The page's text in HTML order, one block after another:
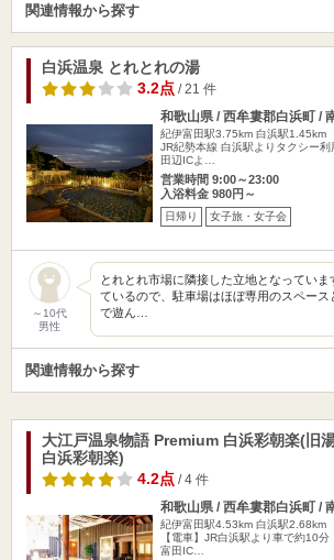
関連情報から探す
白浜温泉 とれとれの湯
3.2点/ 21 件
和歌山県 / 西牟婁郡白浜町 /
紀伊富田駅3.75km 白浜駅1.45km
JR紀勢本線 白浜駅よりタクシー
田辺ICよ…
営業時間 9:00～23:00
入浴料金 980円～
日帰り 女子旅・女子会
～10代
男性
とれとれ市場に隣接した立地となってい
ているので、駐車場はほぼ専用のスペー
で遊ん…
関連情報から探す
大江戸温泉物語 Premium 白浜彩朝楽(旧
白浜彩朝楽)
4.2点/ 4 件
和歌山県 / 西牟婁郡白浜町 /
紀伊富田駅4.53km 白浜駅2.68km
【電車】JR白浜駅より車で約10
富田IC…